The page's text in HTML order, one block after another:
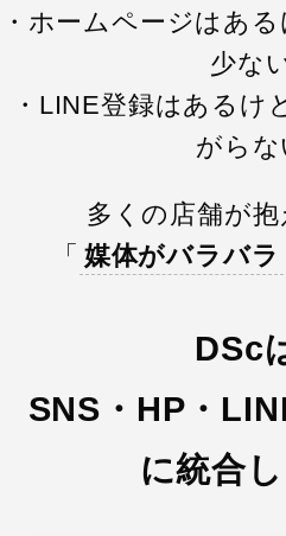
・ホームページはあ
少な
・LINE登録はあるけ
がらな
多くの店舗が抱
「 媒体がバラバラ
DSc
SNS・HP・
に統合し